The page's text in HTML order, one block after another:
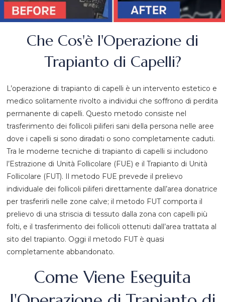
Che Cos'è l'Operazione di
Trapianto di Capelli?
L’operazione di trapianto di capelli è un intervento estetico e
medico solitamente rivolto a individui che soffrono di perdita
permanente di capelli. Questo metodo consiste nel
trasferimento dei follicoli piliferi sani della persona nelle aree
dove i capelli si sono diradati o sono completamente caduti.
Tra le moderne tecniche di trapianto di capelli si includono
l’Estrazione di Unità Follicolare (FUE) e il Trapianto di Unità
Follicolare (FUT). Il metodo FUE prevede il prelievo
individuale dei follicoli piliferi direttamente dall’area donatrice
per trasferirli nelle zone calve; il metodo FUT comporta il
prelievo di una striscia di tessuto dalla zona con capelli più
folti, e il trasferimento dei follicoli ottenuti dall’area trattata al
sito del trapianto. Oggi il metodo FUT è quasi
completamente abbandonato.
Come Viene Eseguita